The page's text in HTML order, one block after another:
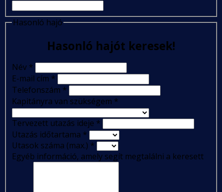
Hasonló hajó
Hasonló hajót keresek!
Név *
E-mail cím *
Telefonszám *
Kapitányra van szükségem *
Tervezett utazás ideje *
Utazás időtartama *
Utasok száma (max.) *
Egyéb információ, amely segít megtalálni a keresett